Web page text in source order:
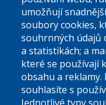
Úřední dny:
umožňují
soubory cookies,
souhrnných údajů
a statistikách; a
které se používají
obsahu a reklamy.
souhlasíte s